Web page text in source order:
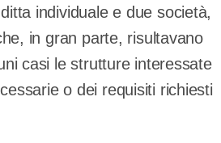
individuale e due società,
in gran parte, risultavano
casi le strutture interessate
o dei requisiti richiesti